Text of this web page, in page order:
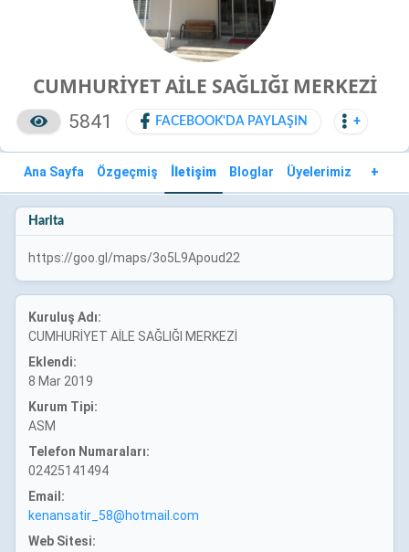
CUMHURİYET AİLE SAĞLIĞI MERKEZİ
5841 FACEBOOK'DA PAYLAŞIN +
Ana Sayfa Özgeçmiş İletişim Bloglar Üyelerimiz +
Harita
https://goo.gl/maps/3o5L9Apoud22
Kuruluş Adı:
CUMHURİYET AİLE SAĞLIĞI MERKEZİ
Eklendi:
8 Mar 2019
Kurum Tipi:
ASM
Telefon Numaraları:
02425141494
Email:
kenansatir_58@hotmail.com
Web Sitesi: